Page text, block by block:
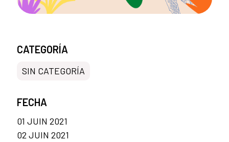
CATEGORÍA
SIN CATEGORÍA
FECHA
01 JUIN 2021
02 JUIN 2021